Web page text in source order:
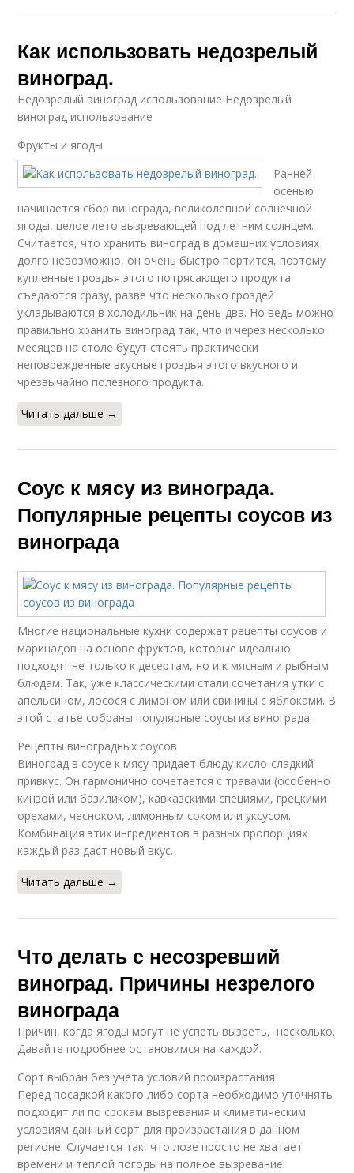
Как использовать недозрелый
виноград.
Недозрелый виноград использование Недозрелый
виноград использование
Фрукты и ягоды
Ранней
осенью
начинается сбор винограда, великолепной солнечной
ягоды, целое лето вызревающей под летним солнцем.
Считается, что хранить виноград в домашних условиях
долго невозможно, он очень быстро портится, поэтому
купленные гроздья этого потрясающего продукта
съедаются сразу, разве что несколько гроздей
укладываются в холодильник на день-два. Но ведь можно
правильно хранить виноград так, что и через несколько
месяцев на столе будут стоять практически
неповрежденные вкусные гроздья этого вкусного и
чрезвычайно полезного продукта.
Читать дальше →
Соус к мясу из винограда.
Популярные рецепты соусов из
винограда
Многие национальные кухни содержат рецепты соусов и
маринадов на основе фруктов, которые идеально
подходят не только к десертам, но и к мясным и рыбным
блюдам. Так, уже классическими стали сочетания утки с
апельсином, лосося с лимоном или свинины с яблоками. В
этой статье собраны популярные соусы из винограда.
Рецепты виноградных соусов
Виноград в соусе к мясу придает блюду кисло-сладкий
привкус. Он гармонично сочетается с травами (особенно
кинзой или базиликом), кавказскими специями, грецкими
орехами, чесноком, лимонным соком или уксусом.
Комбинация этих ингредиентов в разных пропорциях
каждый раз даст новый вкус.
Читать дальше →
Что делать с несозревший
виноград. Причины незрелого
винограда
Причин, когда ягоды могут не успеть вызреть, несколько.
Давайте подробнее остановимся на каждой.
Сорт выбран без учета условий произрастания
Перед посадкой какого либо сорта необходимо уточнять
подходит ли по срокам вызревания и климатическим
условиям данный сорт для произрастания в данном
регионе. Случается так, что лозе просто не хватает
времени и теплой погоды на полное вызревание.